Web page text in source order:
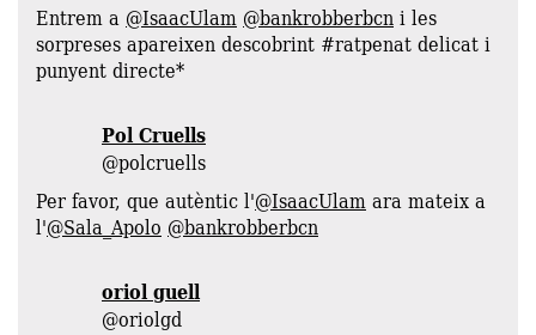
Entrem a @IsaacUlam @bankrobberbcni les
sorpreses apareixen descobrint #ratpenat delicat i
punyent directe*
Pol Cruells
‏@polcruells
Per favor, que autèntic l'@IsaacUlamara mateix a
l'@Sala_Apolo @bankrobberbcn
oriol guell
@oriolgd